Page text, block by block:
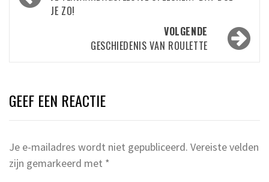
JE ZO!
VOLGENDE
GESCHIEDENIS VAN ROULETTE
GEEF EEN REACTIE
Je e-mailadres wordt niet gepubliceerd. Vereiste velden
zijn gemarkeerd met *